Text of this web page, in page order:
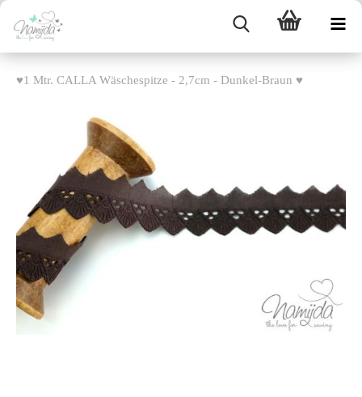
♥1 Mtr. CALLA Wäschespitze - 2,7cm - Dunkel-Braun ♥